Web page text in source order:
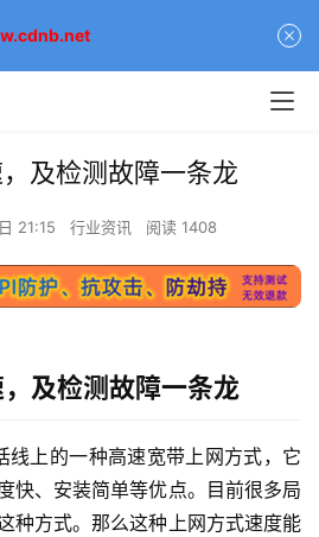
及检测故障一条龙
21:15 行业资讯 阅读 1408
及检测故障一条龙
线上的一种高速宽带上网方式，它
快、安装简单等优点。目前很多局
种方式。那么这种上网方式速度能